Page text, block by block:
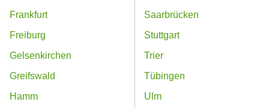
Frankfurt
Freiburg
Gelsenkirchen
Greifswald
Hamm
Saarbrücken
Stuttgart
Trier
Tübingen
Ulm